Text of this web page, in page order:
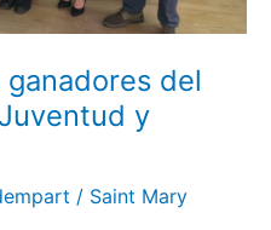
del
y
/ Saint Mary